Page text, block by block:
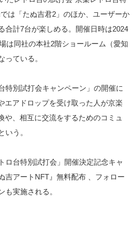
は「たぬ吉君2 」のほか、ユーザーか
合計7台が楽しめる。開催日時は2024
は同社の本社2階ショールーム（愛知
っている。
特別試打会キャンペーン」の開催に
エアドロップを受け取った人が京楽
や、相互に交流をするためのコミュ
いう。
ロ台特別試打会」開催決定記念キャ
吉アート NFT 』無料配布 、フォロー
も実施される。